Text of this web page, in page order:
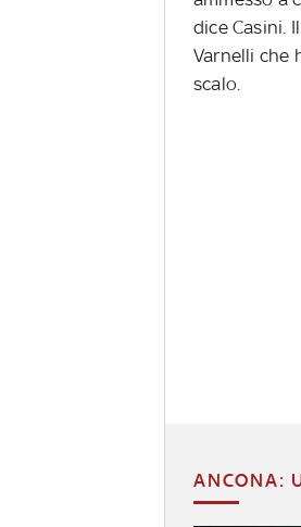
dice Casini.
Varnelli che
scalo.
ANCONA: